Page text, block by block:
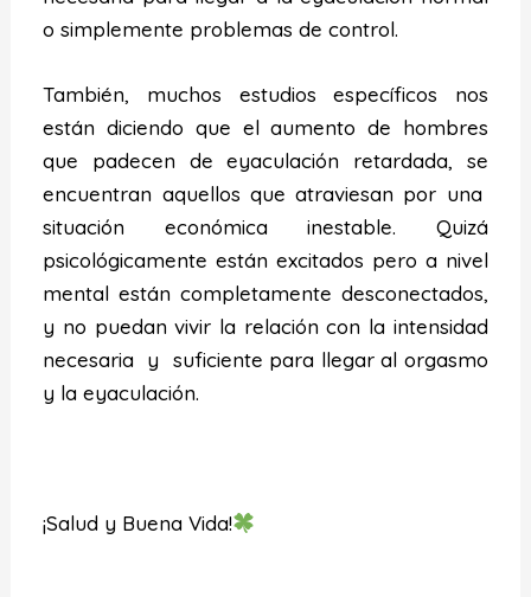
o simplemente problemas de control.
También, muchos estudios específicos nos
están diciendo que el aumento de hombres
que padecen de eyaculación retardada, se
encuentran aquellos que atraviesan por una
situación económica inestable. Quizá
psicológicamente están excitados pero a nivel
mental están completamente desconectados,
y no puedan vivir la relación con la intensidad
necesaria y suficiente para llegar al orgasmo
y la eyaculación.
¡Salud y Buena Vida!